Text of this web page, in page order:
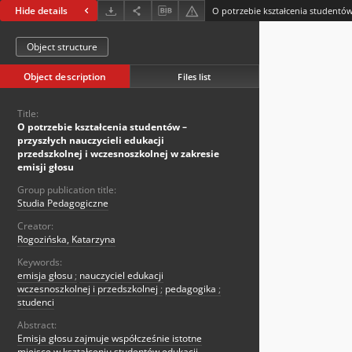
Hide details
Object structure
Object description Files list
Title:
O potrzebie kształcenia studentów –
przyszłych nauczycieli edukacji
przedszkolnej i wczesnoszkolnej w zakresie
emisji głosu
Group publication title:
Studia Pedagogiczne
Creator:
Rogozińska, Katarzyna
Keywords:
emisja głosu ; nauczyciel edukacji
wczesnoszkolnej i przedszkolnej ; pedagogika ;
studenci
Abstract:
Emisja głosu zajmuje współcześnie istotne